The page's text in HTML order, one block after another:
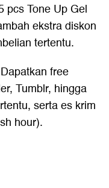
pcs Tone Up Gel
ekstra diskon
tertentu.
free
Tumblr, hingga
serta es krim
hour).